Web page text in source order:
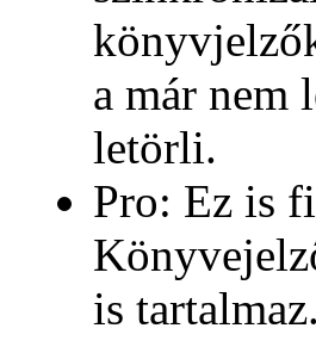
a már nem
letörli.
Pro: Ez is
is tartalmaz.